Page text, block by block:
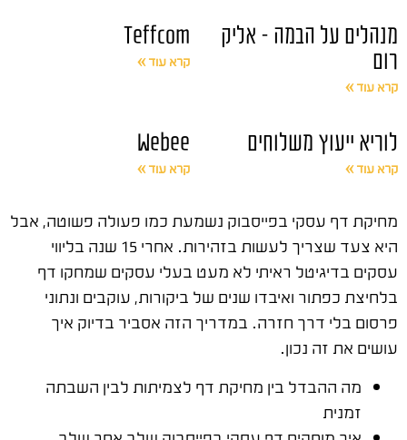
מנהלים על הבמה – אליק
רום
קרא עוד »
Teffcom
קרא עוד »
לוריא ייעוץ משלוחים
קרא עוד »
Webee
קרא עוד »
מחיקת דף עסקי בפייסבוק נשמעת כמו פעולה פשוטה, אבל
היא צעד שצריך לעשות בזהירות. אחרי 15 שנה בליווי
עסקים בדיגיטל ראיתי לא מעט בעלי עסקים שמחקו דף
בלחיצת כפתור ואיבדו שנים של ביקורות, עוקבים ונתוני
פרסום בלי דרך חזרה. במדריך הזה אסביר בדיוק איך
עושים את זה נכון.
מה ההבדל בין מחיקת דף לצמיתות לבין השבתה
זמנית